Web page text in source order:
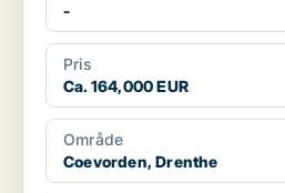
-
Pris
Ca. 164,000 EUR
Område
Coevorden, Drenthe